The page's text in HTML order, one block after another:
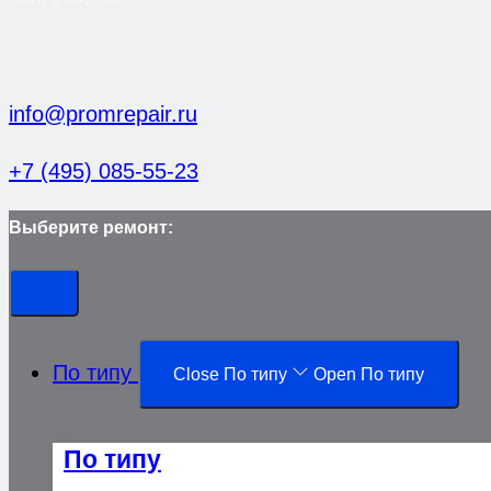
info@promrepair.ru
+7 (495) 085-55-23
Выберите ремонт:
По типу Close По типу Open По типу
По типу